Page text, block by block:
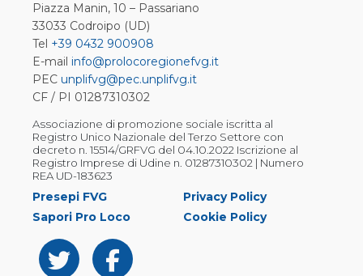
Piazza Manin, 10 – Passariano
33033 Codroipo (UD)
Tel +39 0432 900908
E-mail info@prolocoregionefvg.it
PEC unplifvg@pec.unplifvg.it
CF / PI 01287310302
Associazione di promozione sociale iscritta al
Registro Unico Nazionale del Terzo Settore con
decreto n. 15514/GRFVG del 04.10.2022 Iscrizione al
Registro Imprese di Udine n. 01287310302 | Numero
REA UD-183623
Presepi FVG
Sapori Pro Loco
Privacy Policy
Cookie Policy